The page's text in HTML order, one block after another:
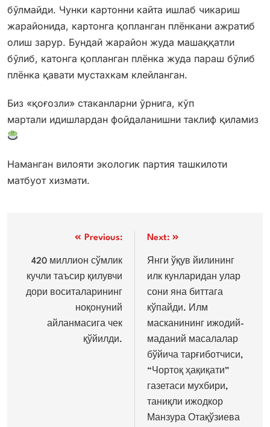
бўлмайди. Чунки картонни кайта ишлаб чикариш
жарайонида, картонга қопланган плёнкани ажратиб
олиш зарур. Бундай жарайон жуда машаққатли
бўлиб, катонга қопланган плёнка жуда параш бўлиб
плёнка қавати мустахкам клейланган.
Биз «қоғозли» стаканларни ўрнига, кўп
мартали идишлардан фойдаланишни таклиф қиламиз
Наманган вилояти экологик партия ташкилоти
матбуот хизмати.
menyusi
Previous:
420 миллион сўмлик
кучли таъсир қилувчи
дори воситаларининг
ноқонуний
айланмасига чек
қўйилди.
Next:
Янги ўқув йилининг
илк кунларидан улар
сони яна биттага
кўпайди. Илм
масканининг ижодий-
маданий масалалар
бўйича тарғиботчиси,
“Чортоқ ҳақиқати”
газетаси мухбири,
таниқли ижодкор
Манзура Отақўзиева